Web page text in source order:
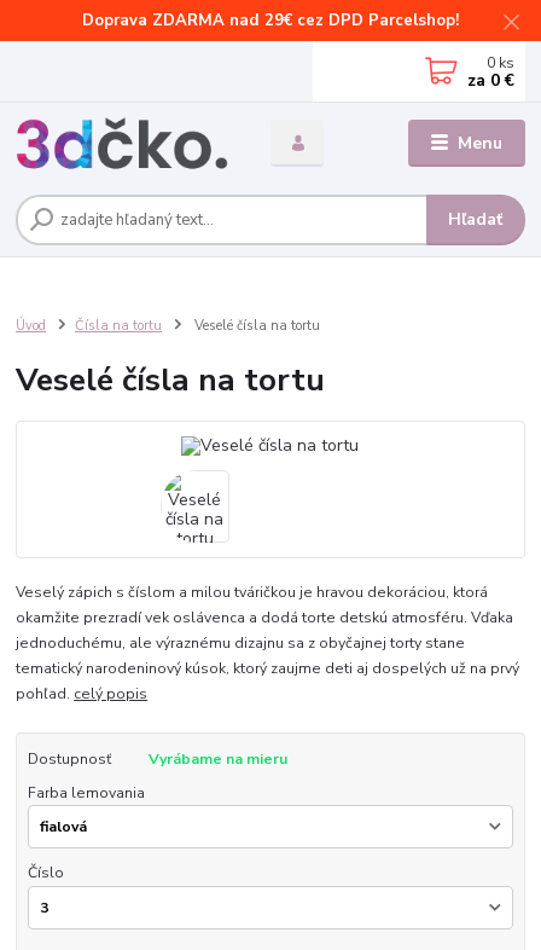
Doprava ZDARMA nad 29€ cez DPD Parcelshop!
Menu
Hľadať
0 ks
za 0 €
Úvod Čísla na tortu Veselé čísla na tortu
Veselé čísla na tortu
Veselý zápich s číslom a milou tváričkou je hravou dekoráciou, ktorá
okamžite prezradí vek oslávenca a dodá torte detskú atmosféru. Vďaka
jednoduchému, ale výraznému dizajnu sa z obyčajnej torty stane
tematický narodeninový kúsok, ktorý zaujme deti aj dospelých už na prvý
pohľad. celý popis
Dostupnosť
Vyrábame na mieru
Farba lemovania
Číslo